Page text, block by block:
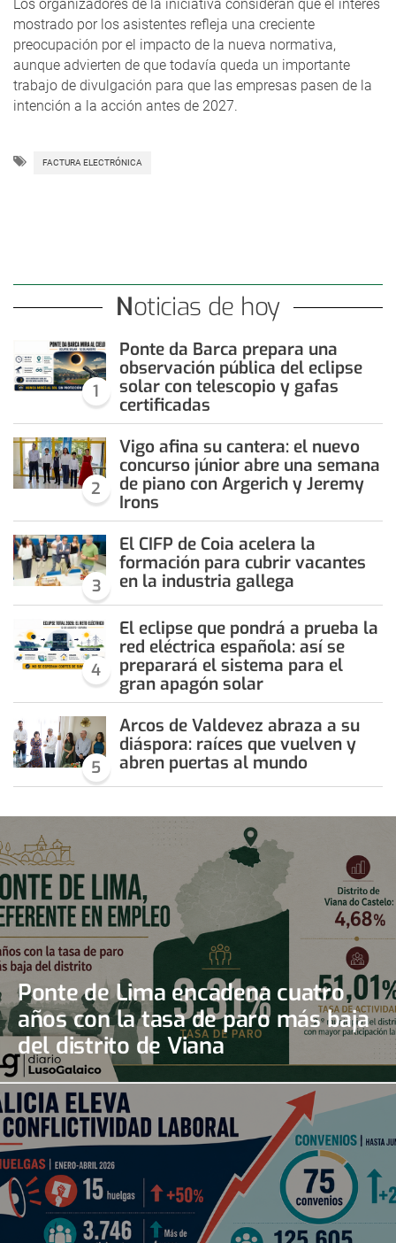
Los organizadores de la iniciativa consideran que el interés
mostrado por los asistentes refleja una creciente
preocupación por el impacto de la nueva normativa,
aunque advierten de que todavía queda un importante
trabajo de divulgación para que las empresas pasen de la
intención a la acción antes de 2027.
FACTURA ELECTRÓNICA
Noticias de hoy
1
Ponte da Barca prepara una
observación pública del eclipse
solar con telescopio y gafas
certificadas
2
Vigo afina su cantera: el nuevo
concurso júnior abre una semana
de piano con Argerich y Jeremy
Irons
3
El CIFP de Coia acelera la
formación para cubrir vacantes
en la industria gallega
4
El eclipse que pondrá a prueba la
red eléctrica española: así se
preparará el sistema para el
gran apagón solar
5
Arcos de Valdevez abraza a su
diáspora: raíces que vuelven y
abren puertas al mundo
Ponte de Lima encadena cuatro
años con la tasa de paro más baja
del distrito de Viana